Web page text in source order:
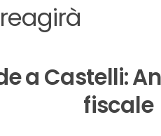
a Castelli:
fiscale